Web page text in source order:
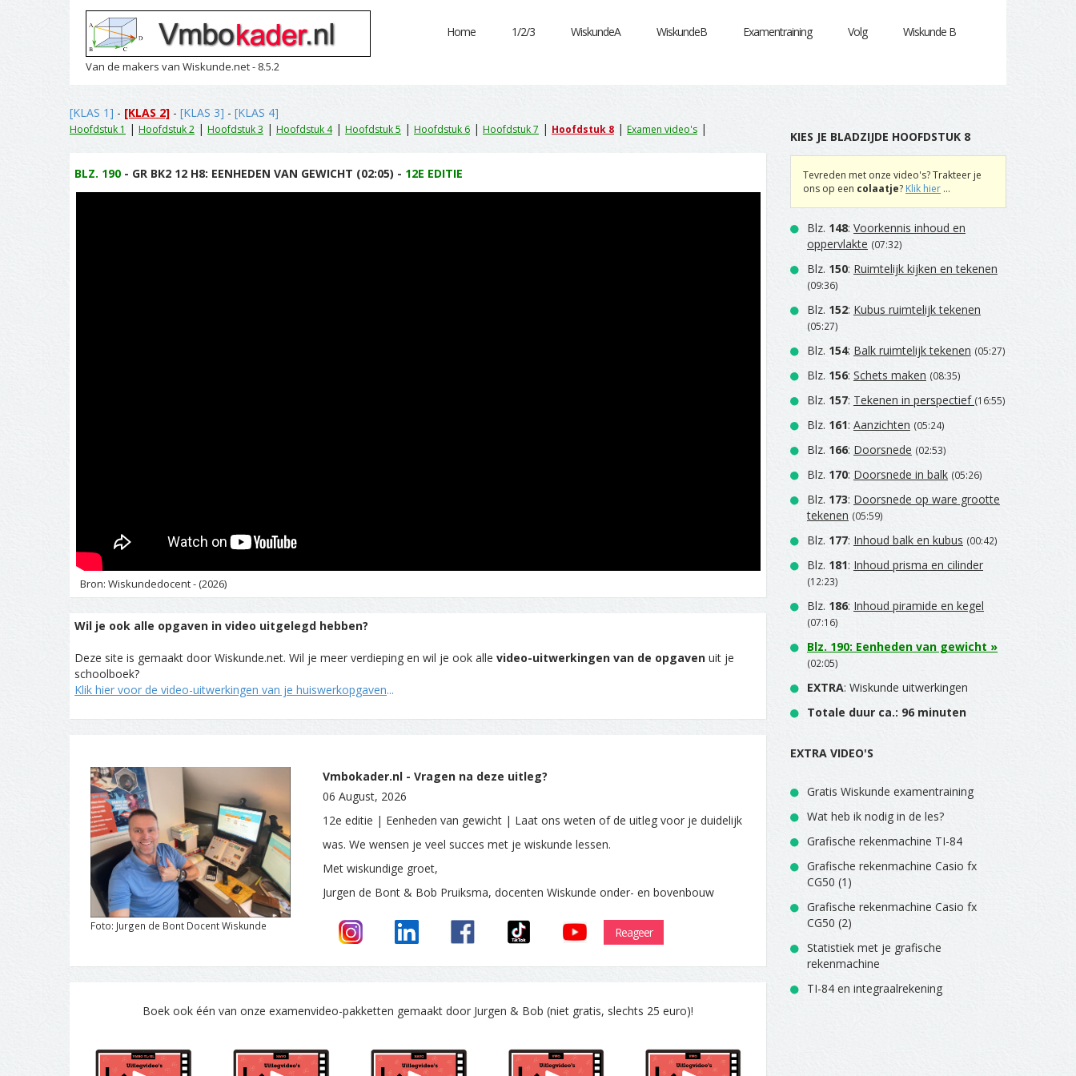
Van de makers van Wiskunde.net - 8.5.2
Home 1/2/3 WiskundeA WiskundeB Examentraining Volg Wiskunde B
[KLAS 1] - [KLAS 2] - [KLAS 3] - [KLAS 4]
Hoofdstuk 1 | Hoofdstuk 2 | Hoofdstuk 3 | Hoofdstuk 4| Hoofdstuk 5 | Hoofdstuk 6 | Hoofdstuk 7 | Hoofdstuk 8 | Examen video's |
BLZ. 190 - GR BK2 12 H8: EENHEDEN VAN GEWICHT (02:05) - 12E EDITIE
Bron: Wiskundedocent - (2026)
Wil je ook alle opgaven in video uitgelegd hebben?
Deze site is gemaakt door Wiskunde.net. Wil je meer verdieping en wil je ook alle video-uitwerkingen van de opgaven uit je
schoolboek?
Klik hier voor de video-uitwerkingen van je huiswerkopgaven...
Foto: Jurgen de Bont Docent Wiskunde
Vmbokader.nl - Vragen na deze uitleg?
06 August, 2026
12e editie | Eenheden van gewicht | Laat ons weten of de uitleg voor je duidelijk
was. We wensen je veel succes met je wiskunde lessen.
Met wiskundige groet,
Jurgen de Bont & Bob Pruiksma, docenten Wiskunde onder- en bovenbouw
Reageer
Boek ook één van onze examenvideo-pakketten gemaakt door Jurgen & Bob (niet gratis, slechts 25 euro)!
KIES JE BLADZIJDE HOOFDSTUK 8
Tevreden met onze video's? Trakteer je
ons op een colaatje? Klik hier ...
Blz. 148: Voorkennis inhoud en
oppervlakte (07:32)
Blz. 150: Ruimtelijk kijken en tekenen
(09:36)
Blz. 152: Kubus ruimtelijk tekenen
(05:27)
Blz. 154: Balk ruimtelijk tekenen (05:27)
Blz. 156: Schets maken (08:35)
Blz. 157: Tekenen in perspectief (16:55)
Blz. 161: Aanzichten (05:24)
Blz. 166: Doorsnede (02:53)
Blz. 170: Doorsnede in balk (05:26)
Blz. 173: Doorsnede op ware grootte
tekenen (05:59)
Blz. 177: Inhoud balk en kubus (00:42)
Blz. 181: Inhoud prisma en cilinder
(12:23)
Blz. 186: Inhoud piramide en kegel
(07:16)
Blz. 190: Eenheden van gewicht »
(02:05)
EXTRA: Wiskunde uitwerkingen
Totale duur ca.: 96 minuten
EXTRA VIDEO'S
Gratis Wiskunde examentraining
Wat heb ik nodig in de les?
Grafische rekenmachine TI-84
Grafische rekenmachine Casio fx
CG50 (1)
Grafische rekenmachine Casio fx
CG50 (2)
Statistiek met je grafische
rekenmachine
TI-84 en integraalrekening